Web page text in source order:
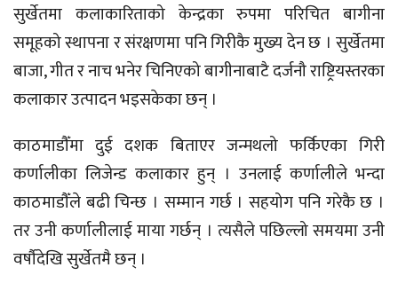
सुर्खेतमा कलाकारिताको केन्द्रका रुपमा परिचित बागीना
समूहको स्थापना र संरक्षणमा पनि गिरीकै मुख्य देन छ । सुर्खेतमा
बाजा, गीत र नाच भनेर चिनिएको बागीनाबाटै दर्जनौ राष्ट्रियस्तरका
कलाकार उत्पादन भइसकेका छन् ।
काठमाडौँमा दुई दशक बिताएर जन्मथलो फर्किएका गिरी
कर्णालीका लिजेन्ड कलाकार हुन् । उनलाई कर्णालीले भन्दा
काठमाडौँले बढी चिन्छ । सम्मान गर्छ । सहयोग पनि गरेकै छ ।
तर उनी कर्णालीलाई माया गर्छन् । त्यसैले पछिल्लो समयमा उनी
वर्षौदेखि सुर्खेतमै छन् ।